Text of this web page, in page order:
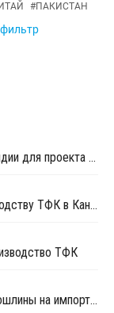
#ПАКИСТАН
Loop Industries приобретает площадку в Индии для проекта по переработке ПЭТ
Indorama Ventures закроет завод по производству ТФК в Канаде
ТФК
США не будет вводить антидемпинговые пошлины на импорт ПЭТ из пяти стран